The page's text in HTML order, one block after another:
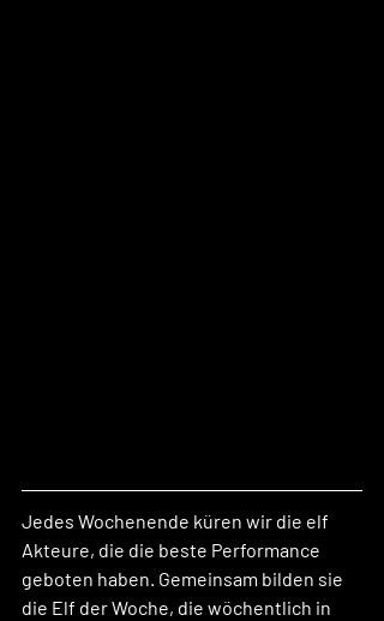
Jedes Wochenende küren wir die elf
Akteure, die die beste Performance
geboten haben. Gemeinsam bilden sie
die Elf der Woche, die wöchentlich in